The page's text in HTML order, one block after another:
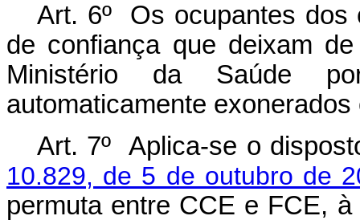
Art. 6º Os ocupantes dos
de confiança que deixam
Ministério da Saúde
automaticamente
Art. 7º Aplica-se o
10.829, de 5 de outubro de
permuta entre CCE e FCE,